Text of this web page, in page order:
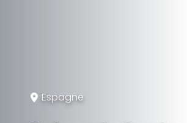
Espagne